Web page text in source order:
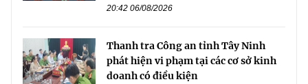
20:42 06/08/2026
Thanh tra Công an tỉnh Tây Ninh
phát hiện vi phạm tại các cơ sở kinh
doanh có điều kiện